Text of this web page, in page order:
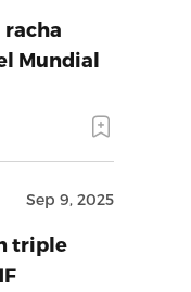
racha
Mundial
Sep 9, 2025
triple